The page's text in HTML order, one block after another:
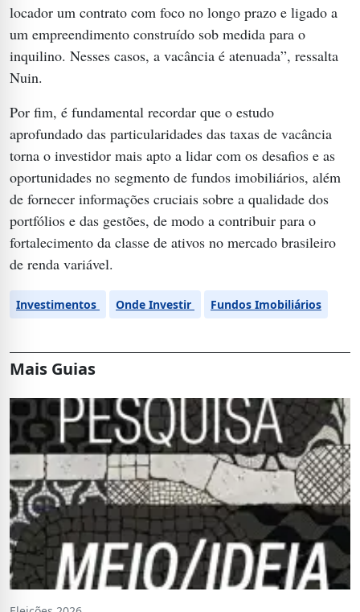
locador um contrato com foco no longo prazo e ligado a
um empreendimento construído sob medida para o
inquilino. Nesses casos, a vacância é atenuada”, ressalta
Nuin.
Por fim, é fundamental recordar que o estudo
aprofundado das particularidades das taxas de vacância
torna o investidor mais apto a lidar com os desafios e as
oportunidades no segmento de fundos imobiliários, além
de fornecer informações cruciais sobre a qualidade dos
portfólios e das gestões, de modo a contribuir para o
fortalecimento da classe de ativos no mercado brasileiro
de renda variável.
Investimentos Onde Investir Fundos Imobiliários
Mais Guias